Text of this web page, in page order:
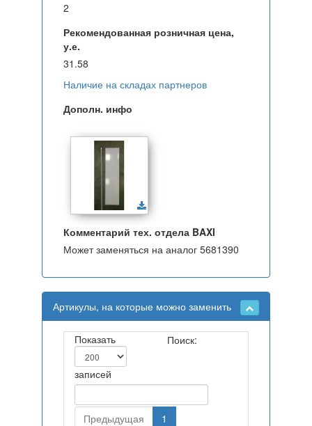
2
Рекомендованная розничная цена,
у.е.
31.58
Наличие на складах партнеров
Дополн. инфо
Комментарий тех. отдела BAXI
Может заменяться на аналог 5681390
Артикулы, на которые можно заменить
Показать
записей
Поиск:
Предыдущая
1